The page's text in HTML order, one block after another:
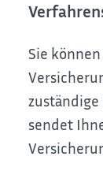
Sie
sendet